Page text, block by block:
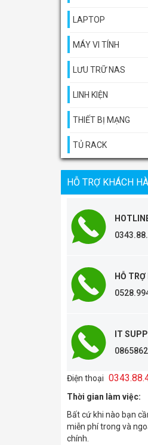
LAPTOP
MÁY VI TÍNH
LƯU TRỮ NAS
LINH KIỆN
THIẾT BỊ MẠNG
TỦ RACK
HỖ TRỢ KHÁCH
HỖ
IT
Điện thoại
Thời gian làm việc:
Bất cứ khi nào bạn
miễn phí trong và
chính.